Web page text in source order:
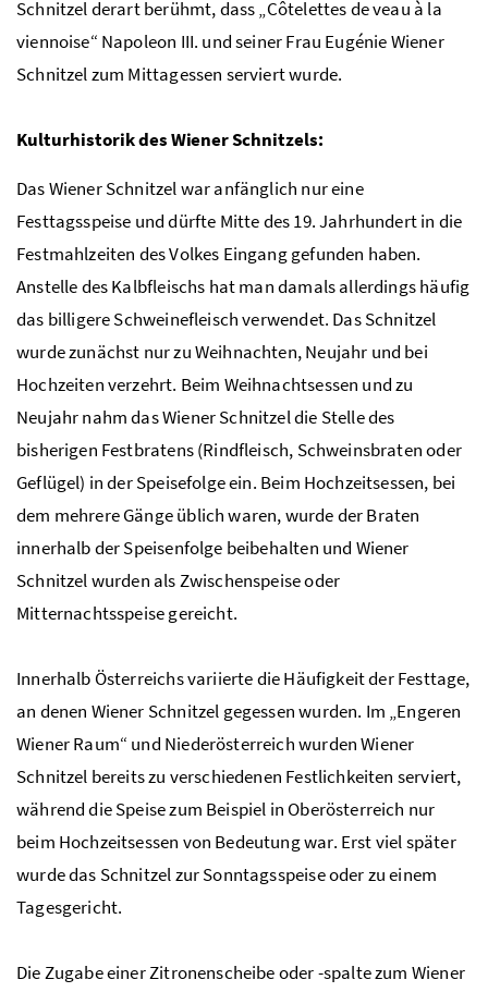
Schnitzel derart berühmt, dass „Côtelettes de veau à la
viennoise“ Napoleon III. und seiner Frau Eugénie Wiener
Schnitzel zum Mittagessen serviert wurde.
Kulturhistorik des Wiener Schnitzels:
Das Wiener Schnitzel war anfänglich nur eine
Festtagsspeise und dürfte Mitte des 19. Jahrhundert in die
Festmahlzeiten des Volkes Eingang gefunden haben.
Anstelle des Kalbfleischs hat man damals allerdings häufig
das billigere Schweinefleisch verwendet. Das Schnitzel
wurde zunächst nur zu Weihnachten, Neujahr und bei
Hochzeiten verzehrt. Beim Weihnachtsessen und zu
Neujahr nahm das Wiener Schnitzel die Stelle des
bisherigen Festbratens (Rindfleisch, Schweinsbraten oder
Geflügel) in der Speisefolge ein. Beim Hochzeitsessen, bei
dem mehrere Gänge üblich waren, wurde der Braten
innerhalb der Speisenfolge beibehalten und Wiener
Schnitzel wurden als Zwischenspeise oder
Mitternachtsspeise gereicht.
Innerhalb Österreichs variierte die Häufigkeit der Festtage,
an denen Wiener Schnitzel gegessen wurden. Im „Engeren
Wiener Raum“ und Niederösterreich wurden Wiener
Schnitzel bereits zu verschiedenen Festlichkeiten serviert,
während die Speise zum Beispiel in Oberösterreich nur
beim Hochzeitsessen von Bedeutung war. Erst viel später
wurde das Schnitzel zur Sonntagsspeise oder zu einem
Tagesgericht.
Die Zugabe einer Zitronenscheibe oder -spalte zum Wiener